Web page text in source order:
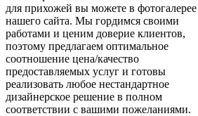
для прихожей вы можете в фотогалерее
нашего сайта. Мы гордимся своими
работами и ценим доверие клиентов,
поэтому предлагаем оптимальное
соотношение цена/качество
предоставляемых услуг и готовы
реализовать любое нестандартное
дизайнерское решение в полном
соответствии с вашими пожеланиями.